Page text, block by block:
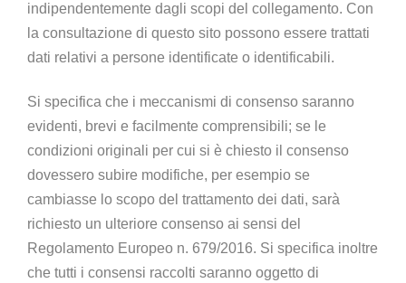
indipendentemente dagli scopi del collegamento. Con
la consultazione di questo sito possono essere trattati
dati relativi a persone identificate o identificabili.
Si specifica che i meccanismi di consenso saranno
evidenti, brevi e facilmente comprensibili; se le
condizioni originali per cui si è chiesto il consenso
dovessero subire modifiche, per esempio se
cambiasse lo scopo del trattamento dei dati, sarà
richiesto un ulteriore consenso ai sensi del
Regolamento Europeo n. 679/2016. Si specifica inoltre
che tutti i consensi raccolti saranno oggetto di